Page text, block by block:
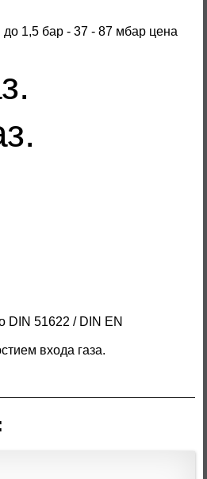
DIN 51622 / DIN EN
входа газа.